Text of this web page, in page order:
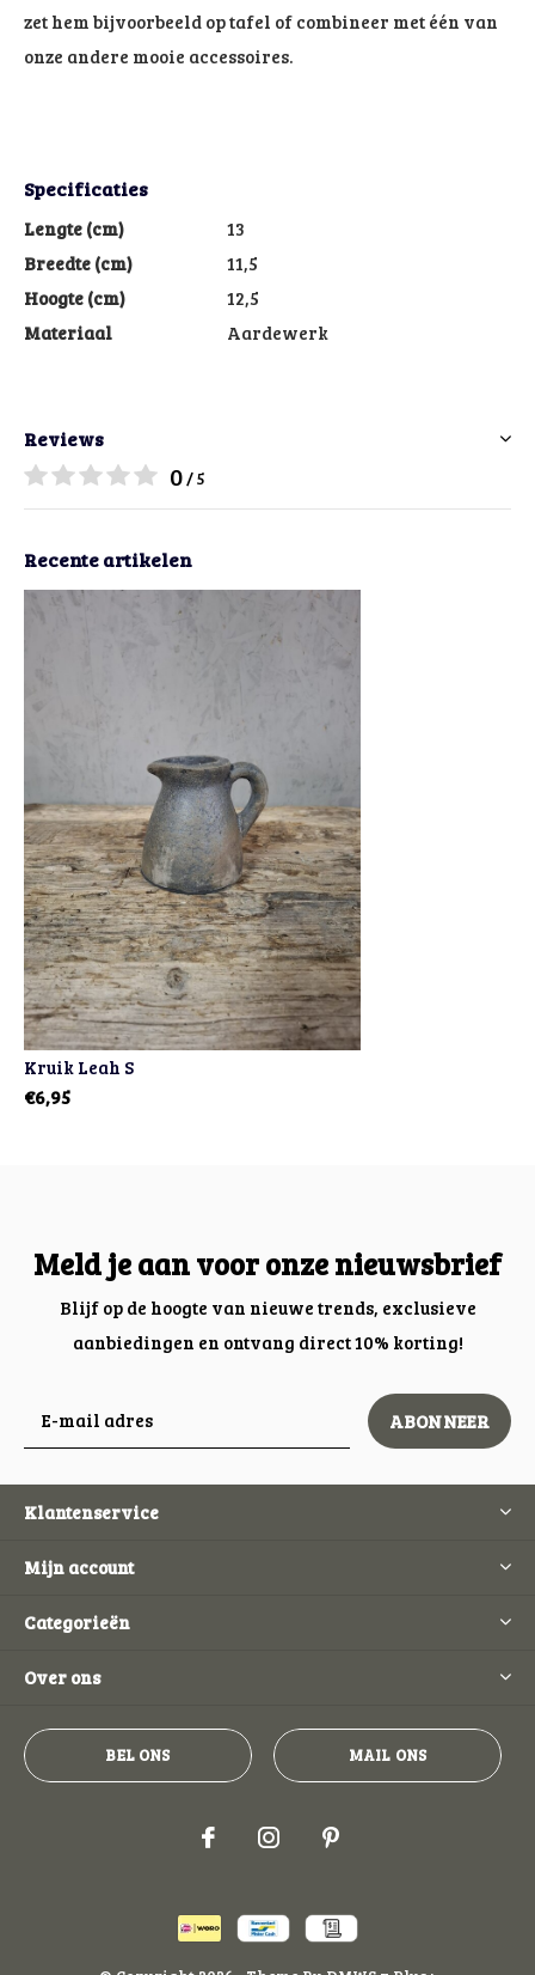
zet hem bijvoorbeeld op tafel of combineer met één van
onze andere mooie accessoires.
Specificaties
Lengte (cm)
13
Breedte (cm)
11,5
Hoogte (cm)
12,5
Materiaal
Aardewerk
Reviews
0/ 5
Recente artikelen
Kruik Leah S
€6,95
Meld je aan voor onze nieuwsbrief
Blijf op de hoogte van nieuwe trends, exclusieve
aanbiedingen en ontvang direct 10% korting!
ABONNEER
Klantenservice
Mijn account
Categorieën
Over ons
BEL ONS MAIL ONS